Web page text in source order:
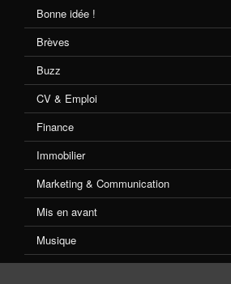
Bonne idée !
Brèves
Buzz
CV & Emploi
Finance
Immobilier
Marketing & Communication
Mis en avant
Musique